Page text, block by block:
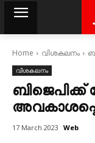
Home വിശകലനം
വിശകലനം
ബിജെപിക്ക്
17 March 2023 Web